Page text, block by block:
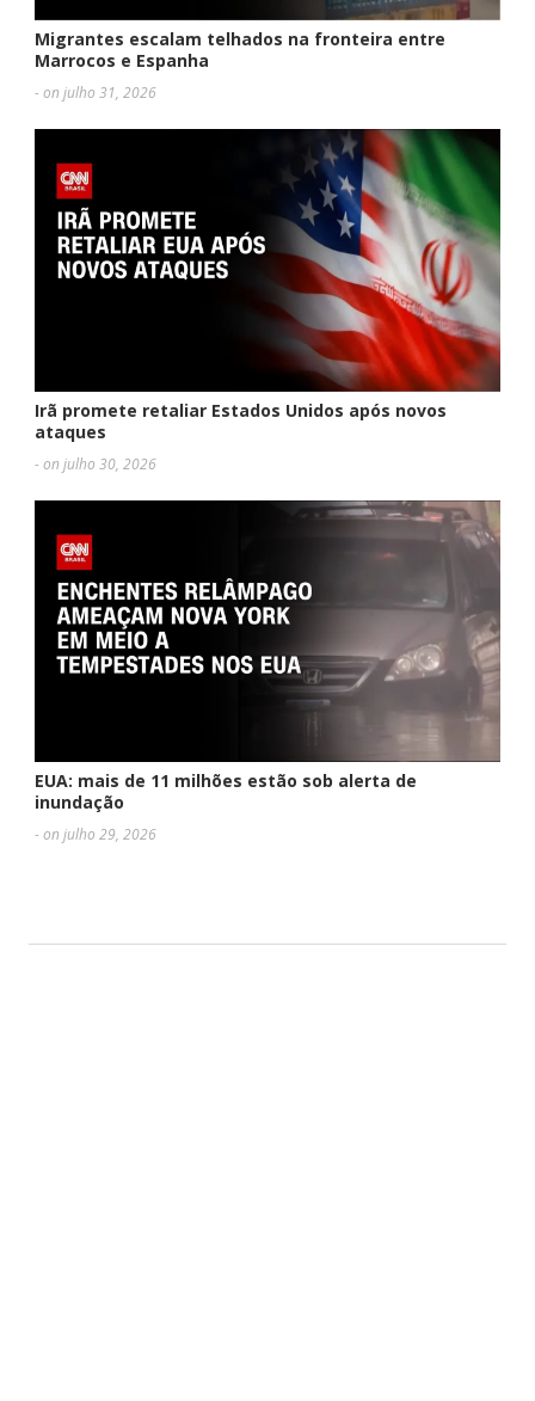
Migrantes escalam telhados na fronteira entre
Marrocos e Espanha
- on julho 31, 2026
Irã promete retaliar Estados Unidos após novos
ataques
- on julho 30, 2026
EUA: mais de 11 milhões estão sob alerta de
inundação
- on julho 29, 2026